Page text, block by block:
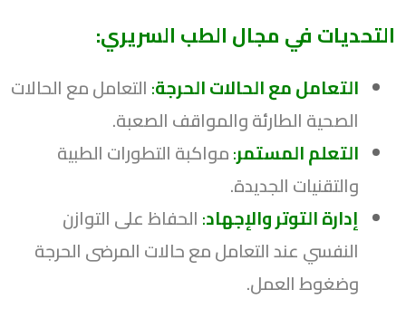
التحديات في مجال الطب السريري:
التعامل مع الحالات الحرجة:التعامل مع الحالات
الصحية الطارئة والمواقف الصعبة.
التعلم المستمر:مواكبة التطورات الطبية
والتقنيات الجديدة.
إدارة التوتر والإجهاد:الحفاظ على التوازن
النفسي عند التعامل مع حالات المرضى الحرجة
وضغوط العمل.